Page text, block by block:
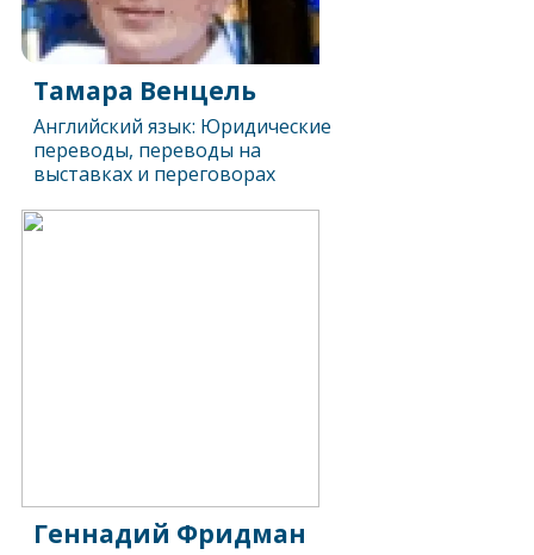
Тамара Венцель
Английский язык: Юридические
переводы, переводы на
выставках и переговорах
Геннадий Фридман